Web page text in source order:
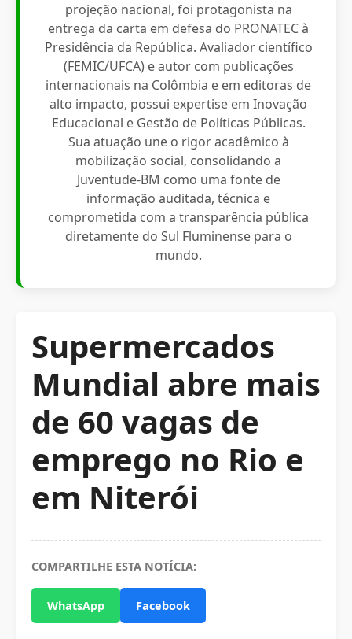
projeção nacional, foi protagonista na
entrega da carta em defesa do PRONATEC à
Presidência da República. Avaliador científico
(FEMIC/UFCA) e autor com publicações
internacionais na Colômbia e em editoras de
alto impacto, possui expertise em Inovação
Educacional e Gestão de Políticas Públicas.
Sua atuação une o rigor acadêmico à
mobilização social, consolidando a
Juventude-BM como uma fonte de
informação auditada, técnica e
comprometida com a transparência pública
diretamente do Sul Fluminense para o
mundo.
Supermercados
Mundial abre mais
de 60 vagas de
emprego no Rio e
em Niterói
COMPARTILHE ESTA NOTÍCIA:
WhatsApp Facebook